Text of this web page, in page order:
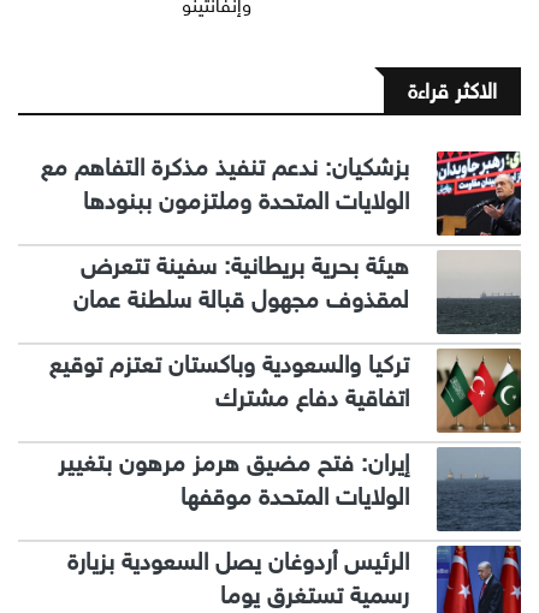
وإنفانتينو
الاكثر قراءة
بزشكيان: ندعم تنفيذ مذكرة التفاهم مع
الولايات المتحدة وملتزمون ببنودها
هيئة بحرية بريطانية: سفينة تتعرض
لمقذوف مجهول قبالة سلطنة عمان
تركيا والسعودية وباكستان تعتزم توقيع
اتفاقية دفاع مشترك
إيران: فتح مضيق هرمز مرهون بتغيير
الولايات المتحدة موقفها
الرئيس أردوغان يصل السعودية بزيارة
رسمية تستغرق يوما